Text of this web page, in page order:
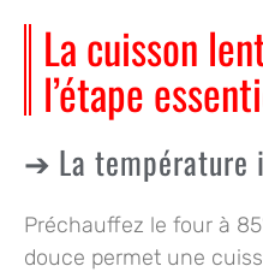
La cuisson
l’étape
La température
Préchauffez le four à
douce permet une